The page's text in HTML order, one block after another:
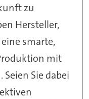
zu
Hersteller,
smarte,
mit
Sie dabei